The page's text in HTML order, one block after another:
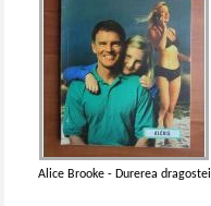
Alice Brooke - Durerea dragostei